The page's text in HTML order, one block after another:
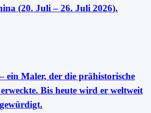
(20. Juli – 26. Juli 2026).
ein Maler, der die prähistorische
Bis heute wird er weltweit